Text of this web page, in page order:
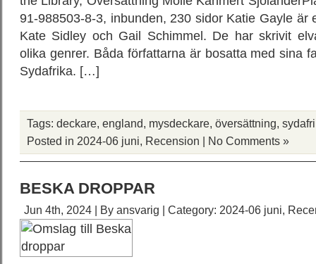
91-988503-8-3, inbunden, 230 sidor Katie Gayle är
Kate Sidley och Gail Schimmel. De har skrivit
olika genrer. Båda författarna är bosatta med sina
Sydafrika. […]
Tags: deckare, england, mysdeckare, översättning,
Posted in 2024-06 juni, Recension | No Comments »
BESKA DROPPAR
Jun 4th, 2024 | By ansvarig | Category: 2024-06 juni,